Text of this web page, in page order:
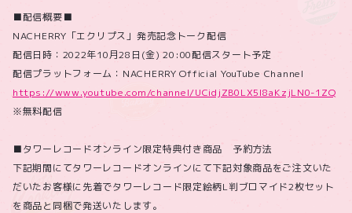
■配信概要■
NACHERRY「エクリプス」発売記念トーク配信
配信日時：2022年10月28日(金) 20:00配信スタート予定
配信プラットフォーム：NACHERRY Official YouTube Channel
https://www.youtube.com/channel/UCidjZB0LX5l8aKzjLN0-1ZQ
※無料配信
■タワーレコードオンライン限定特典付き商品 予約方法
下記期間にてタワーレコードオンラインにて下記対象商品をご注文いた
だいたお客様に先着でタワーレコード限定絵柄L判ブロマイド2枚セット
を商品と同梱で発送いたします。